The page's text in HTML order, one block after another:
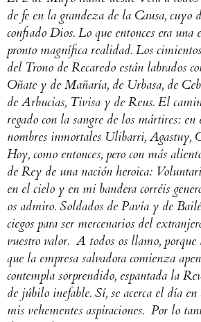
de fe en la grandeza de la Causa, cuyo
confiado Dios. Lo que entonces era una
pronto magnífica realidad. Los
del Trono de Recaredo están labrados
Oñate y de Mañaría, de Urbasa, de
de Arbucias, Tivisa y de Reus. El
regado con la sangre de los mártires: en
nombres inmortales Ulibarri, Agastuy,
Hoy, como entonces, pero con más
de Rey de una nación heroica:
en el cielo y en mi bandera corréis
os admiro. Soldados de Pavía y de
ciegos para ser mercenarios del
vuestro valor. A todos os llamo, porque
que la empresa salvadora comienza
contempla sorprendido, espantada la
de júbilo inefable. Sí, se acerca el día
mis vehementes aspiraciones. Por lo